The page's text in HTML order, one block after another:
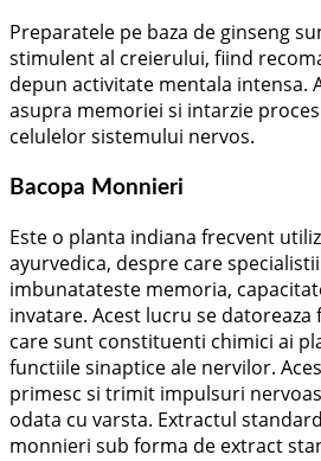
Preparatele pe baza de ginseng
stimulent al creierului, fiind
depun activitate mentala intensa.
asupra memoriei si intarzie
celulelor sistemului nervos.
Bacopa Monnieri
Este o planta indiana frecvent
ayurvedica, despre care
imbunatateste memoria,
invatare. Acest lucru se datoreaza
care sunt constituenti chimici ai
functiile sinaptice ale nervilor.
primesc si trimit impulsuri
odata cu varsta. Extractul
monnieri sub forma de extract